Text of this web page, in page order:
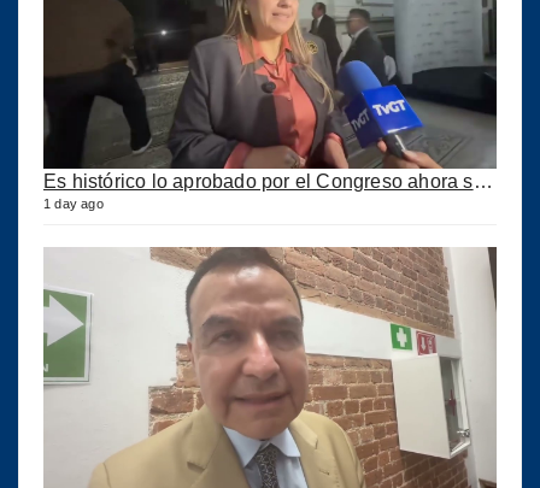
Es histórico lo aprobado por el Congreso ahora se podrán construir puertos privados
1 day ago